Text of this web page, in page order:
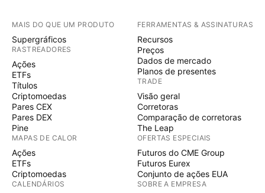
MAIS DO QUE UM PRODUTO
Supergráficos
RASTREADORES
Ações
ETFs
Títulos
Criptomoedas
Pares CEX
Pares DEX
Pine
MAPAS DE CALOR
Ações
ETFs
Criptomoedas
CALENDÁRIOS
FERRAMENTAS & ASSINATURAS
Recursos
Preços
Dados de mercado
Planos de presentes
TRADE
Visão geral
Corretoras
Comparação de corretoras
The Leap
OFERTAS ESPECIAIS
Futuros do CME Group
Futuros Eurex
Conjunto de ações EUA
SOBRE A EMPRESA